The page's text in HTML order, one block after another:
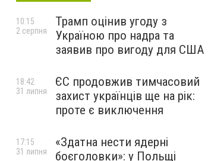
Трамп оцінив угоду з
Україною про надра та
заявив про вигоду для США
10:15
2 серпня
ЄС продовжив тимчасовий
захист українців ще на рік:
проте є виключення
18:42
31 липня
«Здатна нести ядерні
боєголовки»: у Польщі
17:15
31 липня